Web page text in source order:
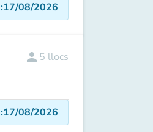
:17/08/2026
person 5 llocs
:17/08/2026